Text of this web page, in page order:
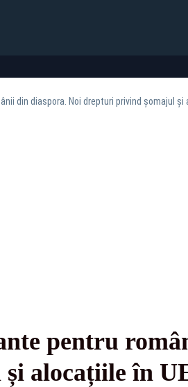
din diaspora. Noi drepturi privind șomajul și
pentru
alocațiile în